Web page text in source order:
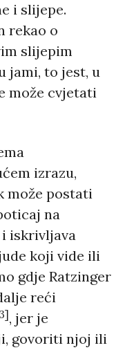
i slijepe.
rekao o
slijepim
jami, to jest, u
može cvjetati
izrazu,
može postati
na
iskrivljava
koji vide ili
gdje Ratzinger
reći
, jer je
govoriti njoj ili